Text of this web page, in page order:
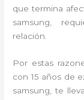
que termina
samsung,
relación.
Por estas
con 15 años de
samsung, te